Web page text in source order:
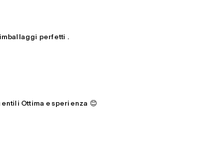
perfetti .
Ottima esperienza 😊